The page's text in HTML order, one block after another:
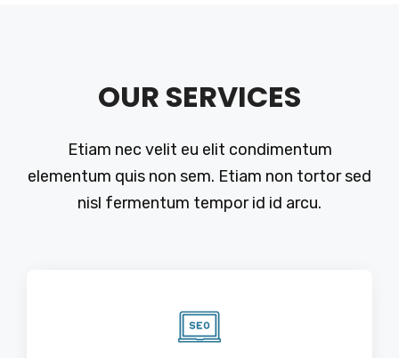
OUR SERVICES
Etiam nec velit eu elit condimentum
elementum quis non sem. Etiam non tortor sed
nisl fermentum tempor id id arcu.